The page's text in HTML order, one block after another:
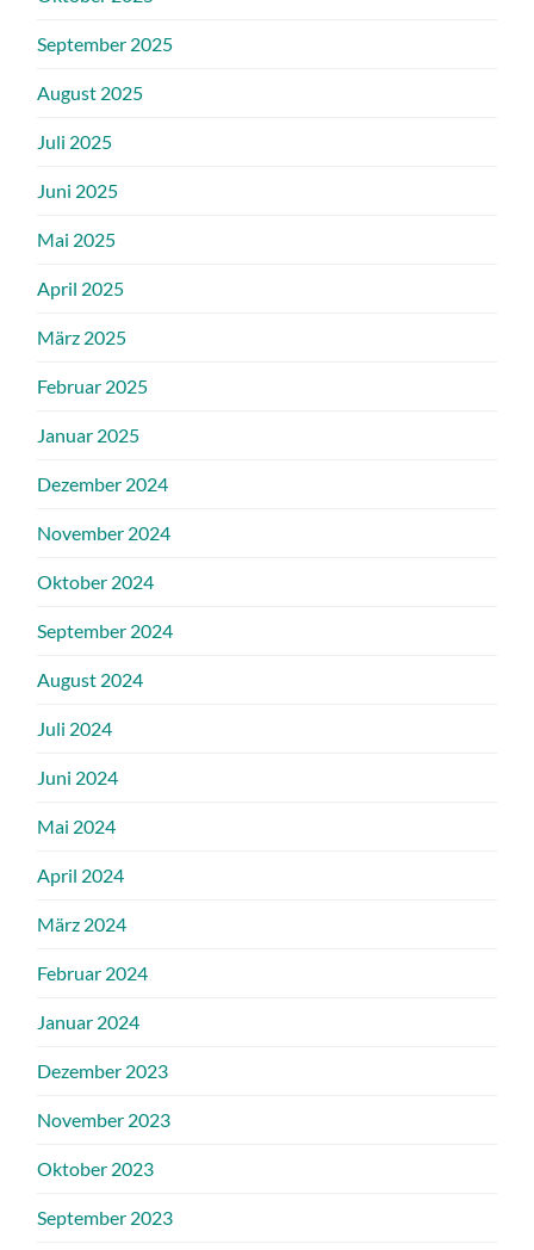
September 2025
August 2025
Juli 2025
Juni 2025
Mai 2025
April 2025
März 2025
Februar 2025
Januar 2025
Dezember 2024
November 2024
Oktober 2024
September 2024
August 2024
Juli 2024
Juni 2024
Mai 2024
April 2024
März 2024
Februar 2024
Januar 2024
Dezember 2023
November 2023
Oktober 2023
September 2023